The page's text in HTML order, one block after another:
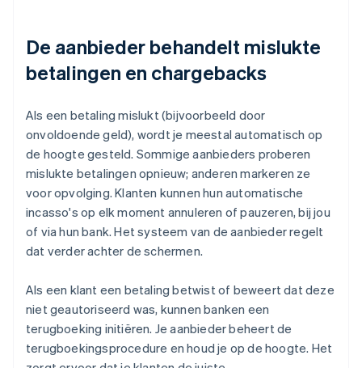
De aanbieder behandelt mislukte
betalingen en chargebacks
Als een betaling mislukt (bijvoorbeeld door
onvoldoende geld), wordt je meestal automatisch op
de hoogte gesteld. Sommige aanbieders proberen
mislukte betalingen opnieuw; anderen markeren ze
voor opvolging. Klanten kunnen hun automatische
incasso's op elk moment annuleren of pauzeren, bij jou
of via hun bank. Het systeem van de aanbieder regelt
dat verder achter de schermen.
Als een klant een betaling betwist of beweert dat deze
niet geautoriseerd was, kunnen banken een
terugboeking initiëren. Je aanbieder beheert de
terugboekingsprocedure en houd je op de hoogte. Het